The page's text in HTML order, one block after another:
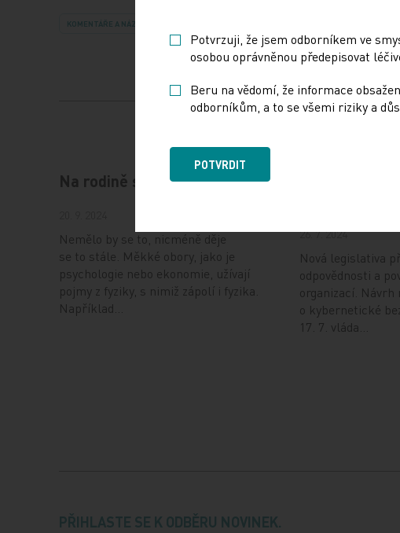
KOMENTÁŘE A NÁZORY
Na rodině stále záleží
Nemělo by se to, nicméně děje
se to stále. Měkké obory, jako je
psychologie nebo ekonomie, užívají
pojmy z fyziky, s nimiž zápolí i fyzika.
Například…
26. 7. 2024
Nová legislativa
odpovědnosti a
organizací. Návrh
o kybernetické
17. 7. vláda…
PŘIHLASTE SE K ODBĚRU NOVINEK.
Potvrzuji, že jsem odborníkem ve
osobou oprávněnou předepisovat
Beru na vědomí, že informace
odborníkům, a to se všemi riziky a
POTVRDIT